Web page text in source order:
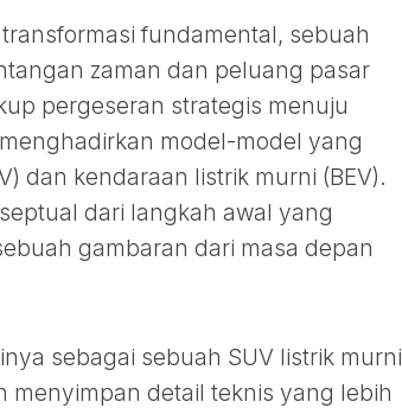
fundamental, sebuah
zaman dan peluang pasar
pergeseran strategis menuju
model-model yang
dan kendaraan listrik murni (BEV).
dari langkah awal yang
gambaran dari masa depan
sebagai sebuah SUV listrik murni
menyimpan detail teknis yang lebih